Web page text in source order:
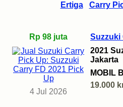
Ertiga Carry
Rp 98 juta
4 Jul 2026
Suzzuki
2021
Jakarta
MOBIL
19.000